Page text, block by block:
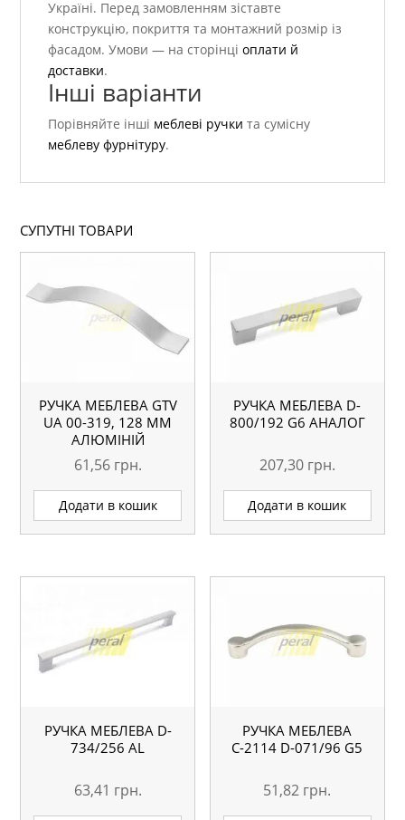
Україні. Перед замовленням зіставте
конструкцію, покриття та монтажний розмір із
фасадом. Умови — на сторінціоплати й
доставки.
Інші варіанти
Порівняйте інші меблеві ручки та сумісну
меблеву фурнітуру.
СУПУТНІ ТОВАРИ
РУЧКА МЕБЛЕВА GTV
UA 00-319, 128 ММ
АЛЮМІНІЙ
61,56 грн.
Додати в кошик
РУЧКА МЕБЛЕВА D-
800/192 G6 АНАЛОГ
207,30 грн.
Додати в кошик
РУЧКА МЕБЛЕВА D-
734/256 AL
63,41 грн.
РУЧКА МЕБЛЕВА
С-2114 D-071/96 G5
51,82 грн.